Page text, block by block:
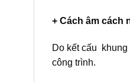
+ Cách âm cách
Do kết cấu
công trình.